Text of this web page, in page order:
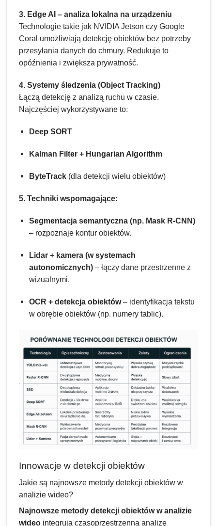
3. Edge AI – analiza lokalna na urządzeniu
Technologie takie jak NVIDIA Jetson czy Google
Coral umożliwiają detekcję obiektów bez potrzeby
przesyłania danych do chmury. Redukuje to
opóźnienia i zwiększa prywatność.
4. Systemy śledzenia (Object Tracking)
Łączą detekcję z analizą ruchu w czasie.
Najczęściej wykorzystywane to:
Deep SORT
Kalman Filter + Hungarian Algorithm
ByteTrack (dla detekcji wielu obiektów)
5. Techniki wspomagające:
Segmentacja semantyczna (np. Mask R-CNN)
– rozpoznaje kontur obiektów.
Lidar + kamera (w systemach
autonomicznych) – łączy dane przestrzenne z
wizualnymi.
OCR + detekcja obiektów– identyfikacja tekstu
w obrębie obiektów (np. numery tablic).
Innowacje w detekcji obiektów
Jakie są najnowsze metody detekcji obiektów w
analizie wideo?
Najnowsze metody detekcji obiektów w analizie
wideo integrują czasoprzestrzenną analizę